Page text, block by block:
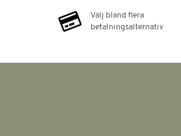
Välj bland flera
betalningsalternativ